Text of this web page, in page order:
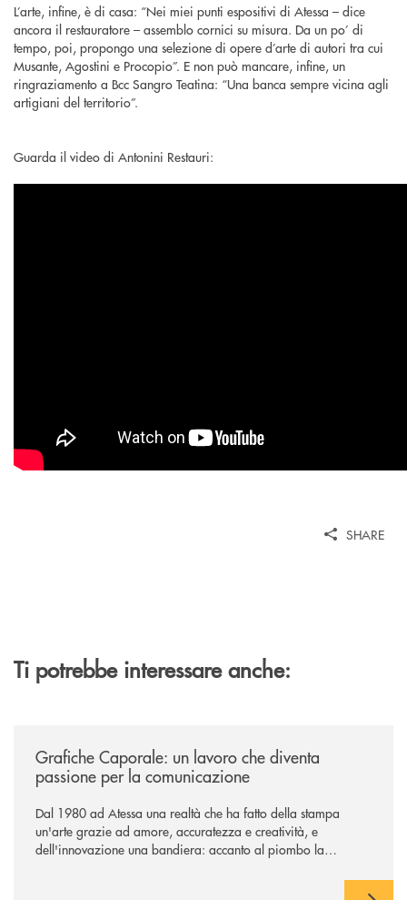
L’arte, infine, è di casa: “Nei miei punti espositivi di Atessa – dice
ancora il restauratore – assemblo cornici su misura. Da un po’ di
tempo, poi, propongo una selezione di opere d’arte di autori tra cui
Musante, Agostini e Procopio”. E non può mancare, infine, un
ringraziamento a Bcc Sangro Teatina: “Una banca sempre vicina agli
artigiani del territorio”.
Guarda il video di Antonini Restauri:
SHARE
Ti potrebbe interessare anche:
Grafiche Caporale: un lavoro che diventa
passione per la comunicazione
Dal 1980 ad Atessa una realtà che ha fatto della stampa
un'arte grazie ad amore, accuratezza e creatività, e
dell'innovazione una bandiera: accanto al piombo la